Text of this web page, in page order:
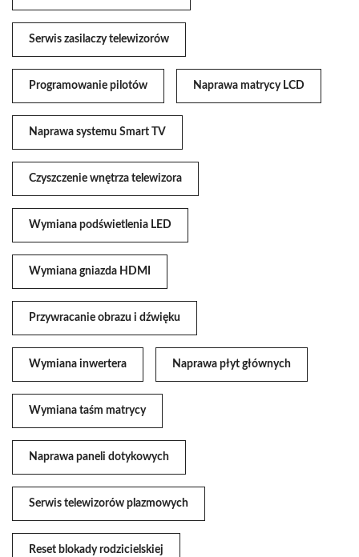
Serwis zasilaczy telewizorów
Programowanie pilotów Naprawa matrycy LCD
Naprawa systemu Smart TV
Czyszczenie wnętrza telewizora
Wymiana podświetlenia LED
Wymiana gniazda HDMI
Przywracanie obrazu i dźwięku
Wymiana inwertera Naprawa płyt głównych
Wymiana taśm matrycy
Naprawa paneli dotykowych
Serwis telewizorów plazmowych
Reset blokady rodzicielskiej